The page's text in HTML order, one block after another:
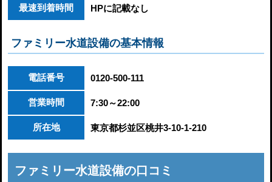
最速到着時間 HPに記載なし
ファミリー水道設備の基本情報
電話番号 0120-500-111
営業時間 7:30～22:00
所在地 東京都杉並区桃井3-10-1-210
ファミリー水道設備の口コミ